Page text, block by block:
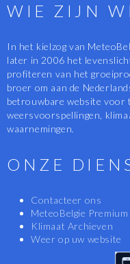
WIE ZIJN
In het kielzog van
later in 2006 het
profiteren van het
broer om aan de
betrouwbare website voor
weersvoorspellingen,
waarnemingen.
ONZE
Contacteer ons
MeteoBelgie Premium
Klimaat Archieven
Weer op uw website